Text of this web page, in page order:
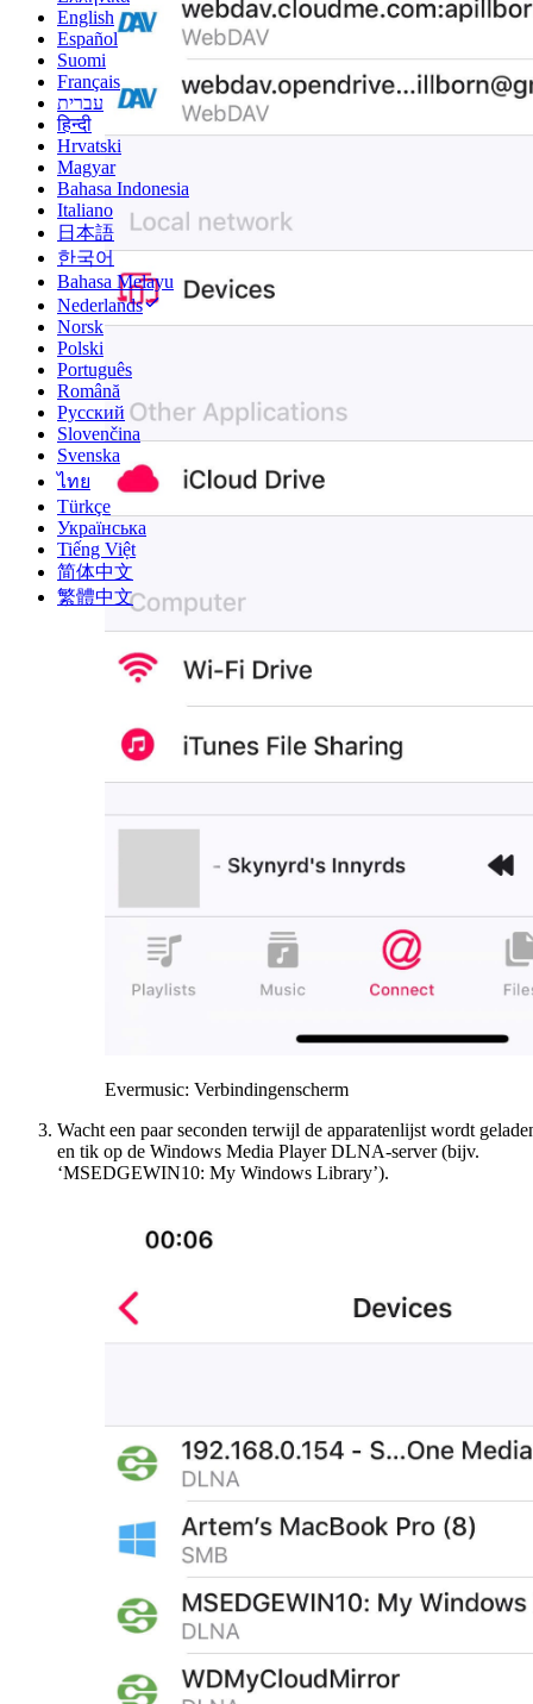
English
Español
Suomi
Français
עברית
हिन्दी
Hrvatski
Magyar
Bahasa Indonesia
Italiano
日本語
한국어
Bahasa Melayu
Nederlands
Norsk
Polski
Português
Română
Русский
Slovenčina
Svenska
ไทย
Türkçe
Українська
Tiếng Việt
简体中文
繁體中文
Evermusic: Verbindingenscherm
Wacht een paar seconden terwijl de apparatenlijst wordt
en tik op de Windows Media Player DLNA-server (bijv.
‘MSEDGEWIN10: My Windows Library’).